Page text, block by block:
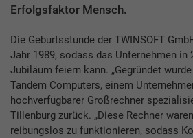
Erfolgsfaktor Mensch.
Die Geburtsstunde der TWINSOFT
Jahr 1989, sodass das Unternehmen in
Jubiläum feiern kann. „Gegründet
Tandem Computers, einem
hochverfügbarer Großrechner
Tillenburg zurück. „Diese Rechner
reibungslos zu funktionieren, sodass